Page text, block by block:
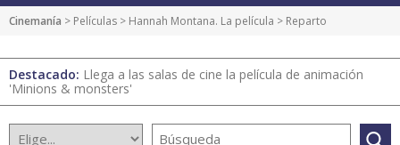
Cinemanía > Películas > Hannah Montana. La película > Reparto
Destacado: Llega a las salas de cine la película de animación
'Minions & monsters'